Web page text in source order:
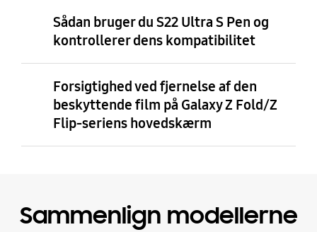
Sådan bruger du S22 Ultra S Pen og
kontrollerer dens kompatibilitet
Forsigtighed ved fjernelse af den
beskyttende film på Galaxy Z Fold/Z
Flip-seriens hovedskærm
Sammenlign modellerne